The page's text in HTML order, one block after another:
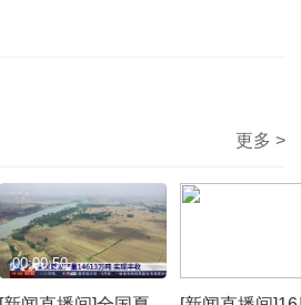
更多 >
00:00:50